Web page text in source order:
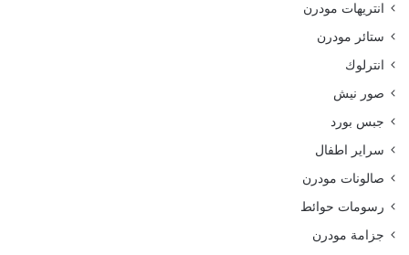
انتريهات مودرن
ستائر مودرن
انترلوك
صور نيش
جبس بورد
سراير اطفال
صالونات مودرن
رسومات حوائط
جزامة مودرن